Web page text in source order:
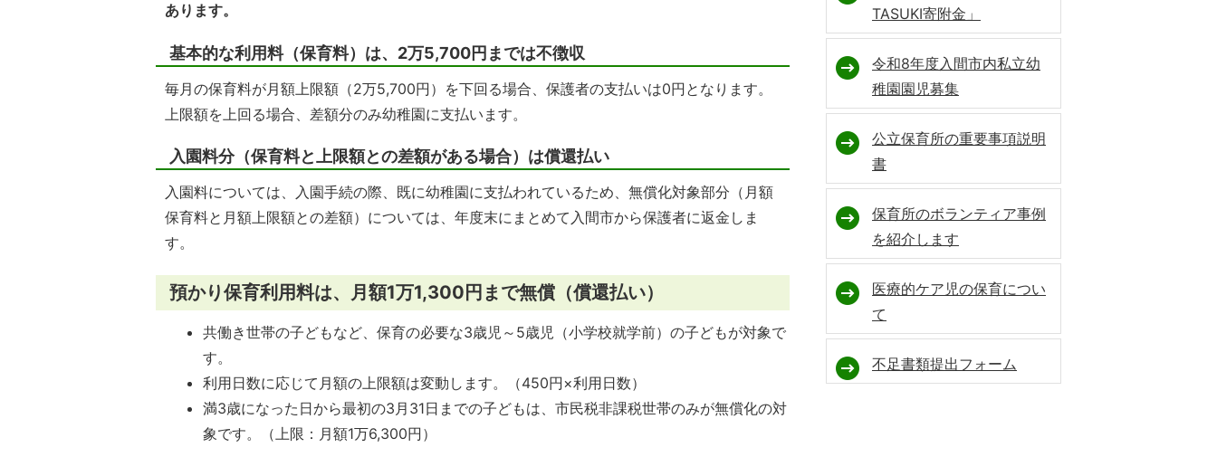
あります。
基本的な利用料（保育料）は、2万5,700円までは不徴収
毎月の保育料が月額上限額（2万5,700円）を下回る場合、保護者の支払いは0円となります。
上限額を上回る場合、差額分のみ幼稚園に支払います。
入園料分（保育料と上限額との差額がある場合）は償還払い
入園料については、入園手続の際、既に幼稚園に支払われているため、無償化対象部分（月額
保育料と月額上限額との差額）については、年度末にまとめて入間市から保護者に返金しま
す。
預かり保育利用料は、月額1万1,300円まで無償（償還払い）
共働き世帯の子どもなど、保育の必要な3歳児～5歳児（小学校就学前）の子どもが対象で
す。
利用日数に応じて月額の上限額は変動します。（450円×利用日数）
満3歳になった日から最初の3月31日までの子どもは、市民税非課税世帯のみが無償化の対
象です。（上限：月額1万6,300円）
TASUKI寄附金」
令和8年度入間市内私立幼
稚園園児募集
公立保育所の重要事項説明
書
保育所のボランティア事例
を紹介します
医療的ケア児の保育につい
て
不足書類提出フォーム